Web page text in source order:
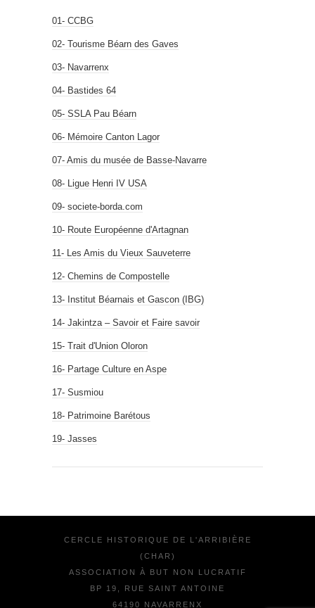
01- CCBG
02- Tourisme Béarn des Gaves
03- Navarrenx
04- Bastides 64
05- SSLA Pau Béarn
06- Mémoire Canton Lagor
07- Amis du musée de Basse-Navarre
08- Ligue Henri IV USA
09- societe-borda.com
10- Route Européenne d'Artagnan
11- Les Amis du Vieux Sauveterre
12- Chemins de Compostelle
13- Institut Béarnais et Gascon (IBG)
14- Jakintza – Savoir et Faire savoir
15- Trait d'Union Oloron
16- Partage Culture en Aspe
17- Susmiou
18- Patrimoine Barétous
19- Jasses
CERCLE HISTORIQUE DE L'ARRIBIÈRE
(CHAR)
ASSOCIATION À BUT NON LUCRATIF
BP 19, RUE SAINT ANTOINE
64190 NAVARRENX